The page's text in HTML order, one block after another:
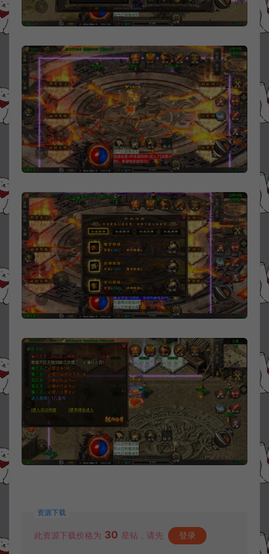
资源下载
此资源下载价格为 30 星钻，请先 登录